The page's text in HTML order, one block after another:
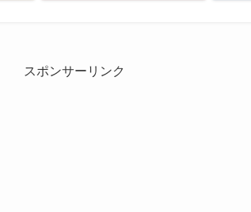
スポンサーリンク